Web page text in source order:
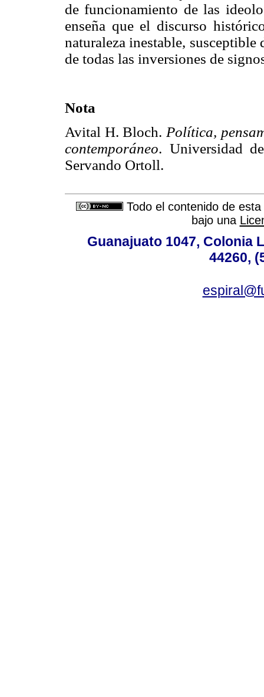
de funcionamiento de las
enseña que el discurso
naturaleza inestable,
de todas las inversiones de
Nota
Avital H. Bloch. Política,
contemporáneo. Universidad
Servando Ortoll.
Todo el contenido de
bajo una
Guanajuato 1047, Colonia
44260,